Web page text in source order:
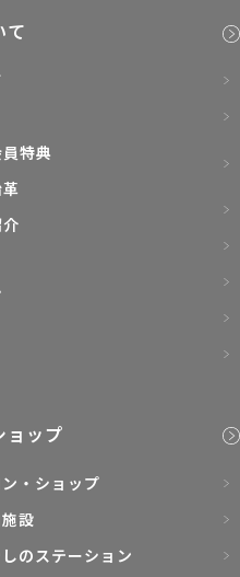
て
特典
ョップ
・ショップ
設
のステーション